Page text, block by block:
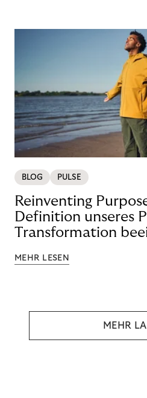
BLOG PULSE
Reinventing
Definition unseres
Transformation
MEHR LESEN
MEHR